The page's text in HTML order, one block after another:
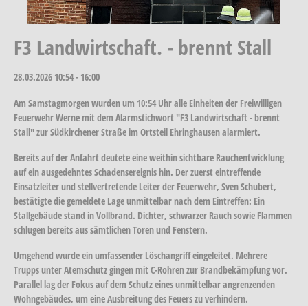
F3 Landwirtschaft. - brennt Stall
28.03.2026 10:54 - 16:00
Am Samstagmorgen wurden um 10:54 Uhr alle Einheiten der Freiwilligen
Feuerwehr Werne mit dem Alarmstichwort "F3 Landwirtschaft - brennt
Stall" zur Südkirchener Straße im Ortsteil Ehringhausen alarmiert.
Bereits auf der Anfahrt deutete eine weithin sichtbare Rauchentwicklung
auf ein ausgedehntes Schadensereignis hin. Der zuerst eintreffende
Einsatzleiter und stellvertretende Leiter der Feuerwehr, Sven Schubert,
bestätigte die gemeldete Lage unmittelbar nach dem Eintreffen: Ein
Stallgebäude stand in Vollbrand. Dichter, schwarzer Rauch sowie Flammen
schlugen bereits aus sämtlichen Toren und Fenstern.
Umgehend wurde ein umfassender Löschangriff eingeleitet. Mehrere
Trupps unter Atemschutz gingen mit C-Rohren zur Brandbekämpfung vor.
Parallel lag der Fokus auf dem Schutz eines unmittelbar angrenzenden
Wohngebäudes, um eine Ausbreitung des Feuers zu verhindern.